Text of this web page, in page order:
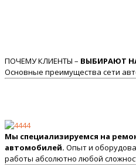
ПОЧЕМУ КЛИЕНТЫ – ВЫБИРАЮТ
Основные преимущества сети
Мы специализируемся на
автомобилей. Опыт и
работы абсолютно любой